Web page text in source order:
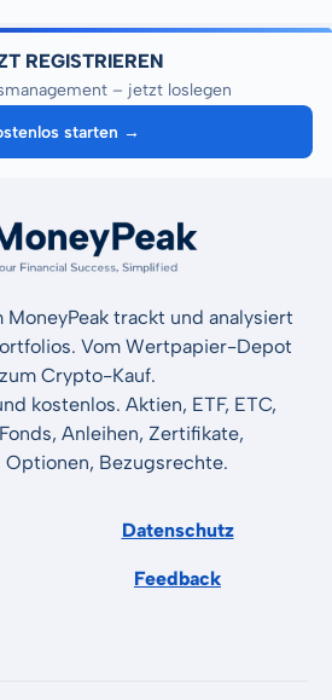
REGISTRIEREN
– jetzt loslegen
starten →
trackt und analysiert
Vom Wertpapier-Depot
Crypto-Kauf.
kostenlos. Aktien, ETF, ETC,
Anleihen, Zertifikate,
Optionen, Bezugsrechte.
Datenschutz
Feedback